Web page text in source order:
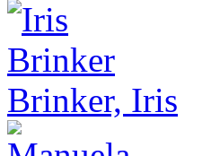
Brinker, Iris